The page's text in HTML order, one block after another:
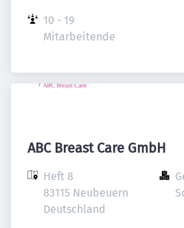
10 - 19
Mitarbeitende
ABC Breast Care GmbH
Heft 8
83115 Neubeuern
Deutschland